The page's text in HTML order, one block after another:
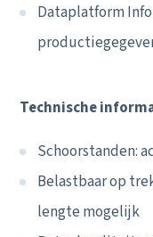
Dataplatform
Technische
Schoorstanden:
Belastbaar op
lengte mogelijk